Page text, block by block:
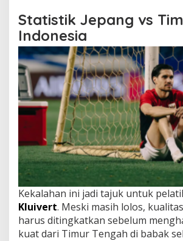
Statistik Jepang vs
Indonesia
Kekalahan ini jadi tajuk untuk
Kluivert. Meski masih lolos,
harus ditingkatkan sebelum
kuat dari Timur Tengah di babak